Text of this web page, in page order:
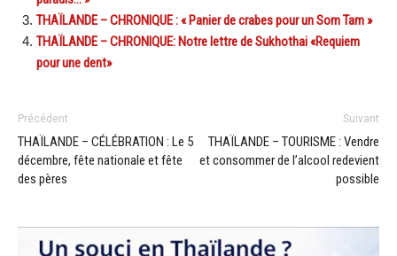
THAÏLANDE – CHRONIQUE : « Panier de crabes pour un Som Tam »
THAÏLANDE – CHRONIQUE: Notre lettre de Sukhothai «Requiem
pour une dent»
Précédent
THAÏLANDE – CÉLÉBRATION : Le 5
décembre, fête nationale et fête
des pères
Suivant
THAÏLANDE – TOURISME : Vendre
et consommer de l’alcool redevient
possible